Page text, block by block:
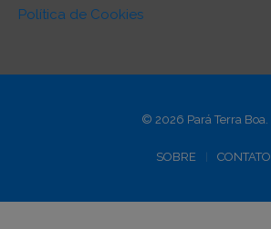
Política de Cookies
© 2026 Pará Terra Boa.
SOBRE CONTATO